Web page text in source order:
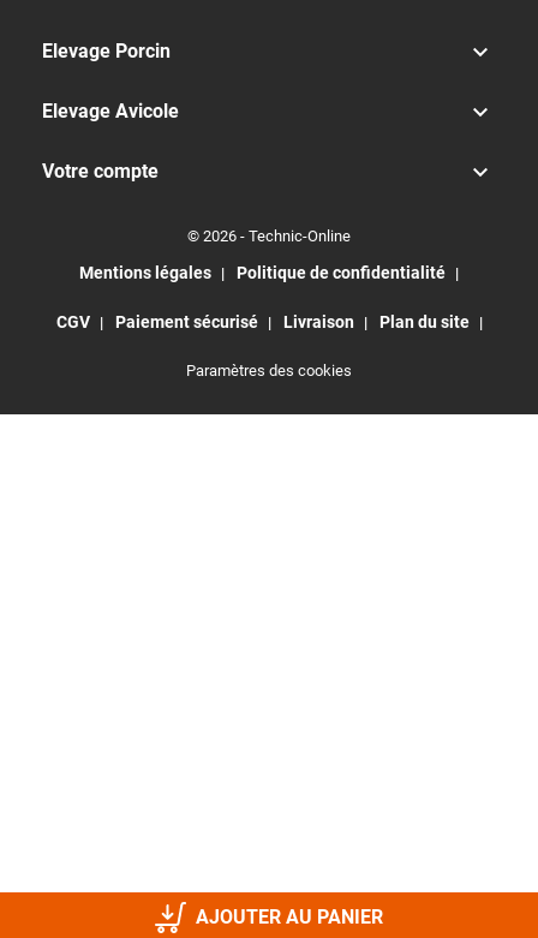
AJOUTER AU PANIER
Elevage Porcin 
Elevage Avicole 
Votre compte 
© 2026 - Technic-Online
Mentions légales Politique de confidentialité
CGV Paiement sécurisé Livraison Plan du site
Paramètres des cookies